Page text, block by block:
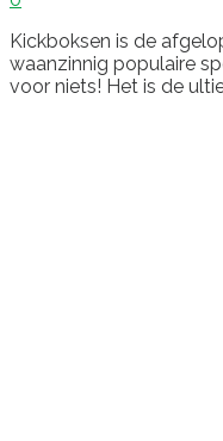
Kickboksen is de
waanzinnig populaire
voor niets! Het is de